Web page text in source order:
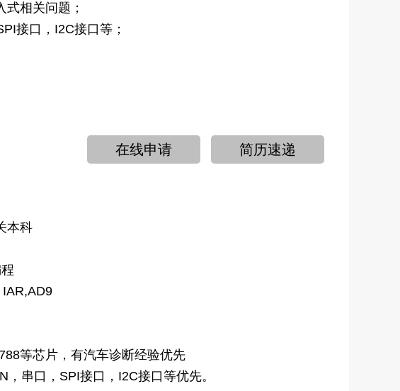
相关问题；
接口，I2C接口等；
简历速递
在线申请
本科
等芯片，有汽车诊断经验优先
串口，SPI接口，I2C接口等优先。